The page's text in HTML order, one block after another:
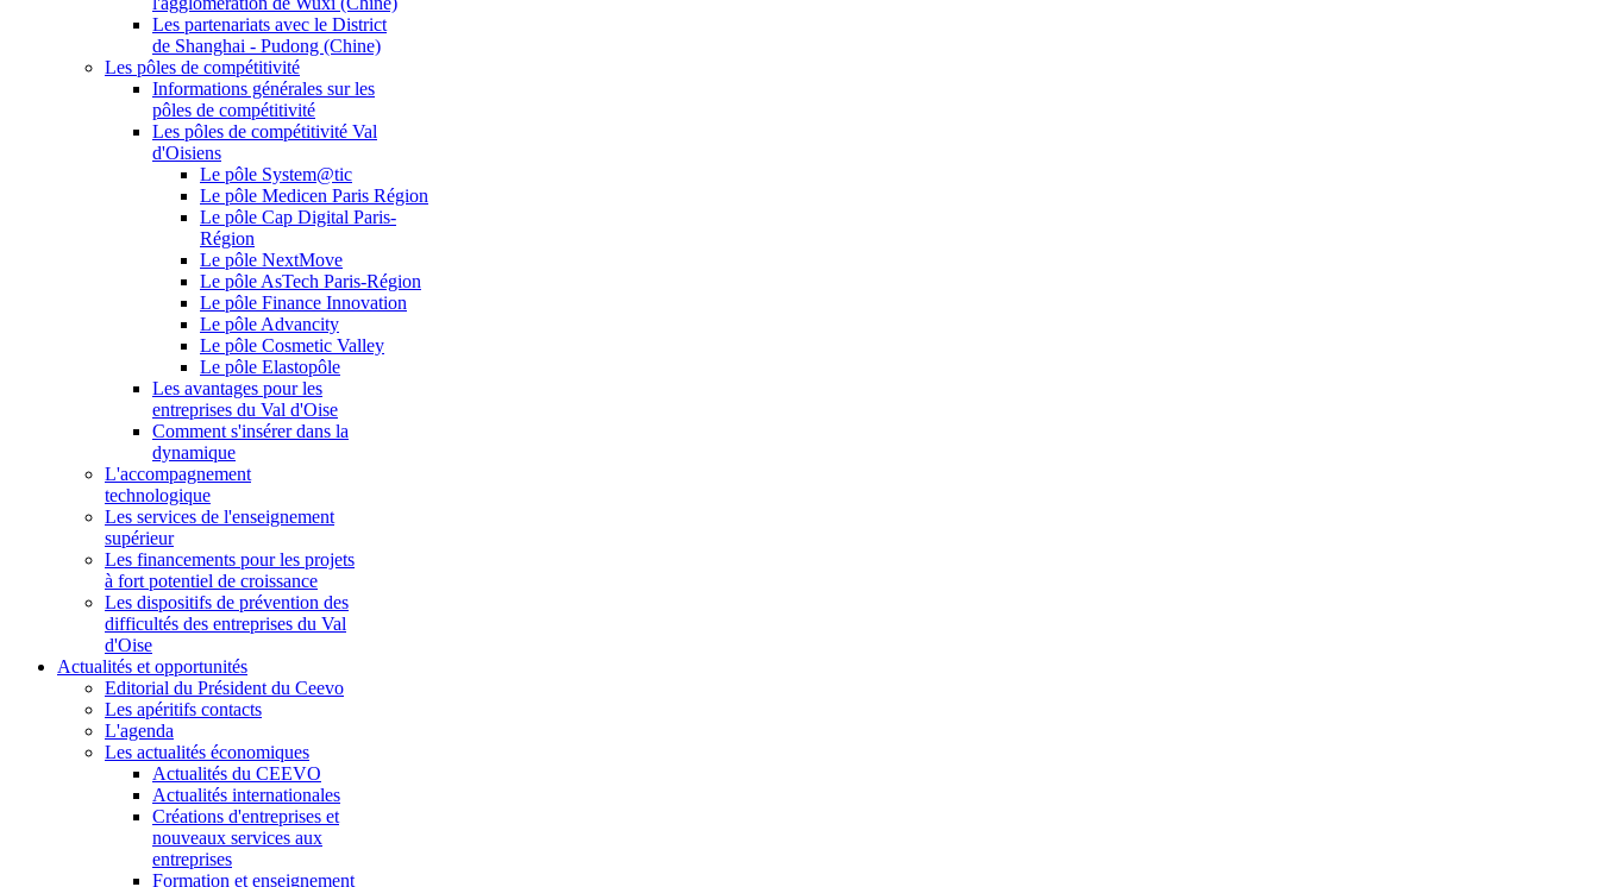
Les partenariats avec le District
de Shanghai - Pudong (Chine)
Les pôles de compétitivité
Informations générales sur les
pôles de compétitivité
Les pôles de compétitivité Val
d'Oisiens
Le pôle System@tic
Le pôle Medicen Paris Région
Le pôle Cap Digital Paris-
Région
Le pôle NextMove
Le pôle AsTech Paris-Région
Le pôle Finance Innovation
Le pôle Advancity
Le pôle Cosmetic Valley
Le pôle Elastopôle
Les avantages pour les
entreprises du Val d'Oise
Comment s'insérer dans la
dynamique
L'accompagnement
technologique
Les services de l'enseignement
supérieur
Les financements pour les projets
à fort potentiel de croissance
Les dispositifs de prévention des
difficultés des entreprises du Val
d'Oise
Actualités et opportunités
Editorial du Président du Ceevo
Les apéritifs contacts
L'agenda
Les actualités économiques
Actualités du CEEVO
Actualités internationales
Créations d'entreprises et
nouveaux services aux
entreprises
Formation et enseignement